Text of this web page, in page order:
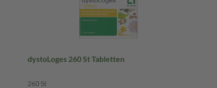
dystoLoges 260 St Tabletten
260 St